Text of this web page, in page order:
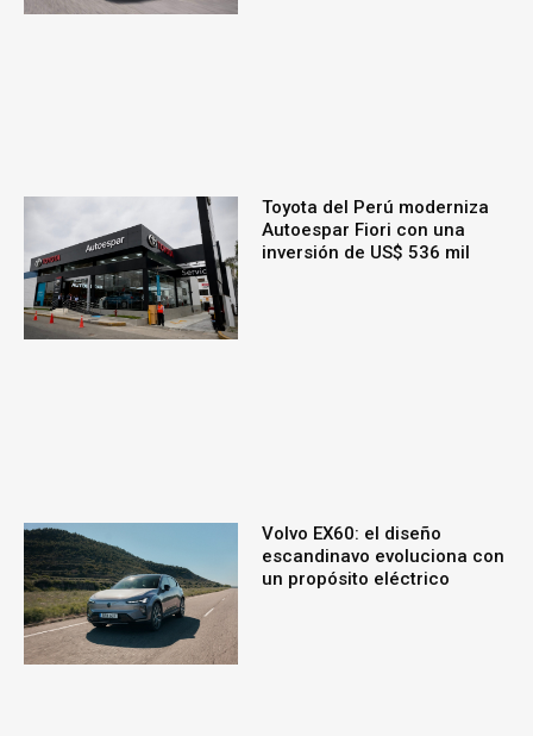
Toyota del Perú moderniza
Autoespar Fiori con una
inversión de US$ 536 mil
Volvo EX60: el diseño
escandinavo evoluciona con
un propósito eléctrico